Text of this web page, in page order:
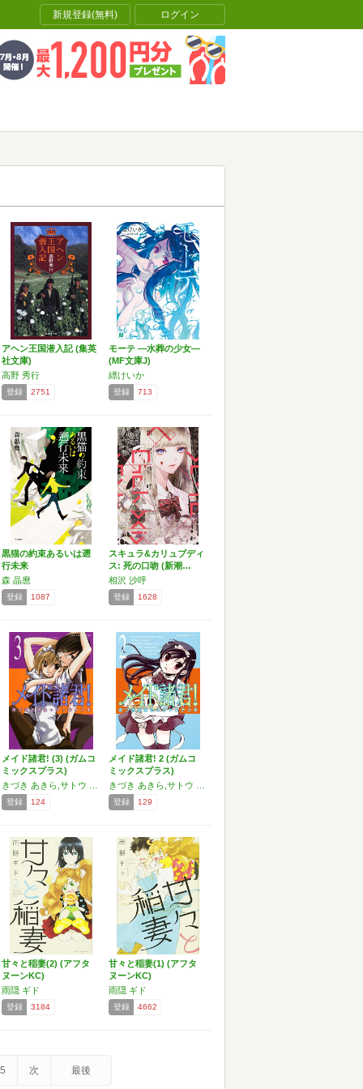
新規登録(無料) ログイン
アヘン王国潜入記 (集英
社文庫)
高野 秀行
登録 2751
モーテ ―水葬の少女―
(MF文庫J)
縹けいか
登録 713
黒猫の約束あるいは遡
行未来
森 晶麿
登録 1087
スキュラ&カリュブディ
ス: 死の口吻 (新潮…
相沢 沙呼
登録 1628
メイド諸君! (3) (ガムコ
ミックスプラス)
登録 124
メイド諸君! 2 (ガムコ
ミックスプラス)
登録 129
甘々と稲妻(2) (アフタ
ヌーンKC)
雨隠 ギド
登録 3184
甘々と稲妻(1) (アフタ
ヌーンKC)
雨隠 ギド
登録 4662
5 次 最後